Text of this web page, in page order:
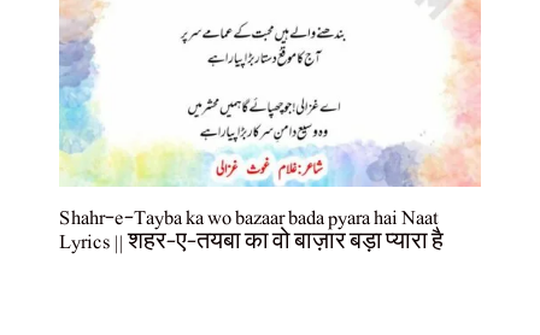
Shahr-e-Tayba ka wo bazaar bada pyara hai Naat
Lyrics || शहर-ए-तयबा का वो बाज़ार बड़ा प्यारा है